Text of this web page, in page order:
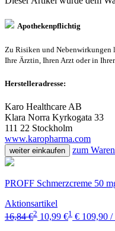
Apothekenpflichtig
Zu Risiken und Nebenwirkungen
Ihre Ärztin, Ihren Arzt oder in
Herstelleradresse:
Karo Healthcare AB
Klara Norra Kyrkogata 33
111 22 Stockholm
www.karopharma.com
weiter einkaufen zum
PROFF Schmerzcreme 50
Aktionsartikel
16,84 €2 10,99 €1 € 109,90 /